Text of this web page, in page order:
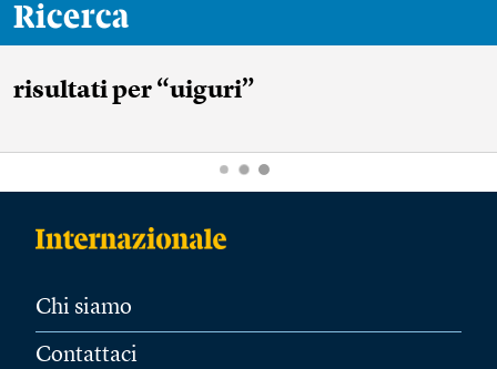
Ricerca
risultatiper “uiguri”
Chi siamo
Contattaci